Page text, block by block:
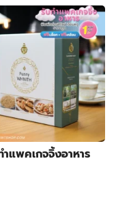
แพคเกจจิ้งอาหาร